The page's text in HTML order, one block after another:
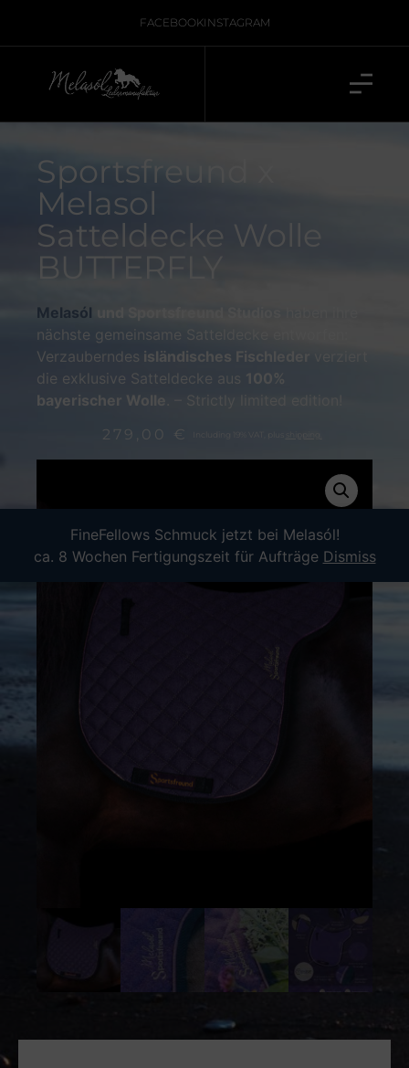
FineFellows Schmuck jetzt bei Melasól!
ca. 8 Wochen Fertigungszeit für Aufträge Dismiss
FACEBOOKINSTAGRAM
Sportsfreund x
Melasol
Satteldecke Wolle
BUTTERFLY
Melasól
nächste gemeinsame Satteldecke entworfen:
Verzauberndes isländisches Fischleder
die exklusive Satteldecke aus 100%
bayerischer Wolle. – Strictly limited edition!
279,00 € Including 19% VAT, plus